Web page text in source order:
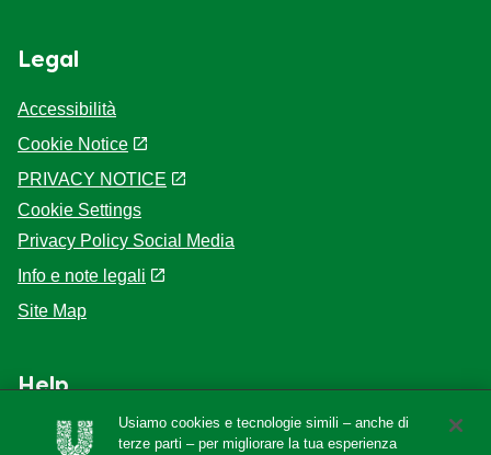
Legal
Accessibilità
Cookie Notice
PRIVACY NOTICE
Cookie Settings
Privacy Policy Social Media
Info e note legali
Site Map
Help
F.A.Q
Usiamo cookies e tecnologie simili – anche di
terze parti – per migliorare la tua esperienza